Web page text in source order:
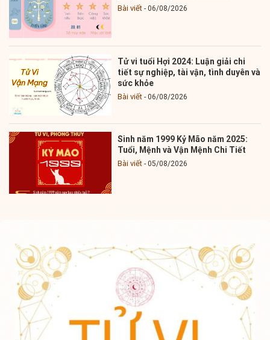
Bài viết 06/08/2026
Tử vi tuổi Hợi 2024: Luận giải chi
tiết sự nghiệp, tài vận, tình duyên và
sức khỏe
Bài viết 06/08/2026
Sinh năm 1999 Kỷ Mão năm 2025:
Tuổi, Mệnh và Vận Mệnh Chi Tiết
Bài viết 05/08/2026